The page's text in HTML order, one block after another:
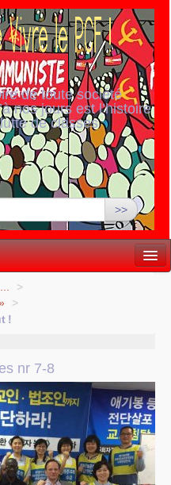
de toute société
nos jours est l’histoire
de classes
>>
>
>
!
nr 7-8